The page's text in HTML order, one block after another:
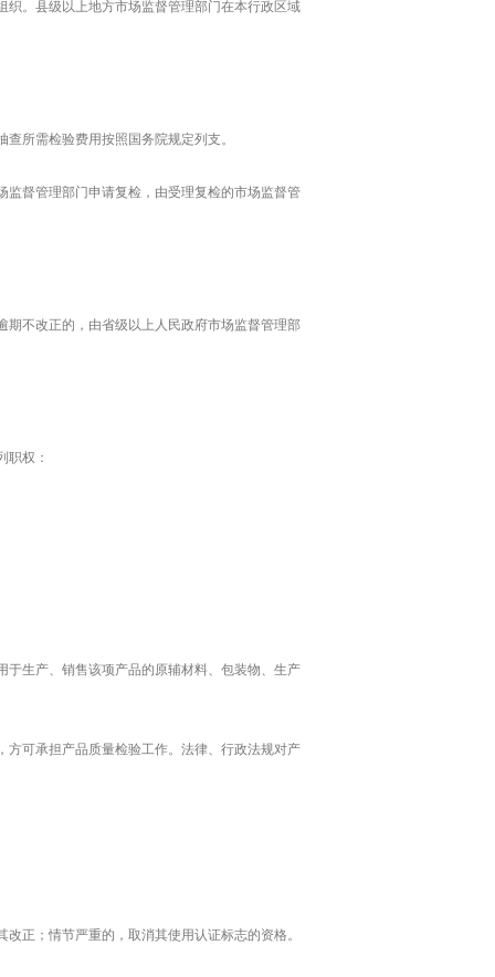
。县级以上地方市场监督管理部门在本行政区域
所需检验费用按照国务院规定列支。
督管理部门申请复检，由受理复检的市场监督管
不改正的，由省级以上人民政府市场监督管理部
职权：
生产、销售该项产品的原辅材料、包装物、生产
可承担产品质量检验工作。法律、行政法规对产
正；情节严重的，取消其使用认证标志的资格。